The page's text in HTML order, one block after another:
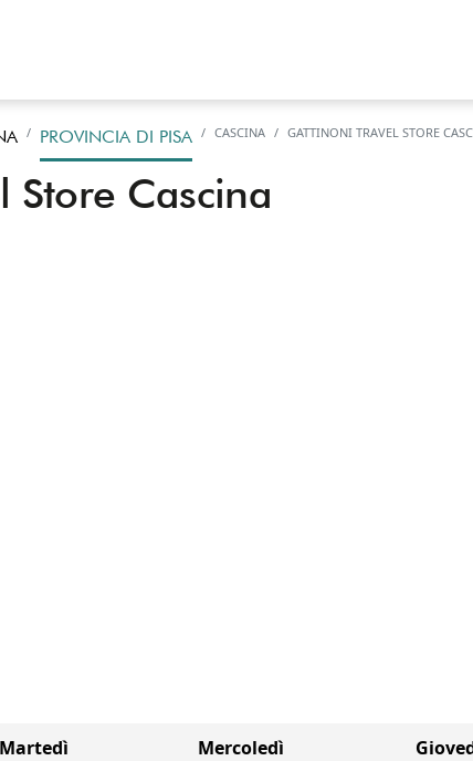
PROVINCIA DI PISA CASCINA GATTINONI TRAVEL STORE
Store Cascina
Martedì
Mercoledì